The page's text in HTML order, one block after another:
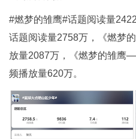
#燃梦的雏鹰#话题阅读量
话题阅读量2758万，《燃梦
放量2087万，《燃梦的雏鹰
频播放量620万。